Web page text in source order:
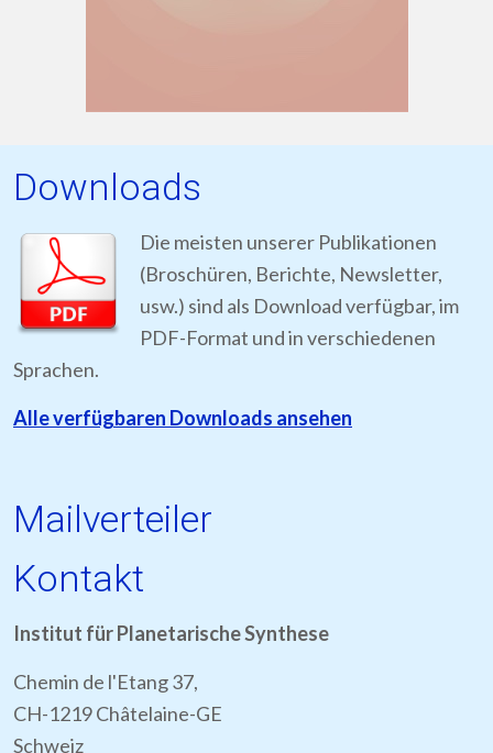
Downloads
Die meisten unserer Publikationen
(Broschüren, Berichte, Newsletter,
usw.) sind als Download verfügbar, im
PDF-Format und in verschiedenen
Sprachen.
Alle verfügbaren Downloads ansehen
Mailverteiler
Kontakt
Institut für Planetarische Synthese
Chemin de l'Etang 37,
CH-1219 Châtelaine-GE
Schweiz